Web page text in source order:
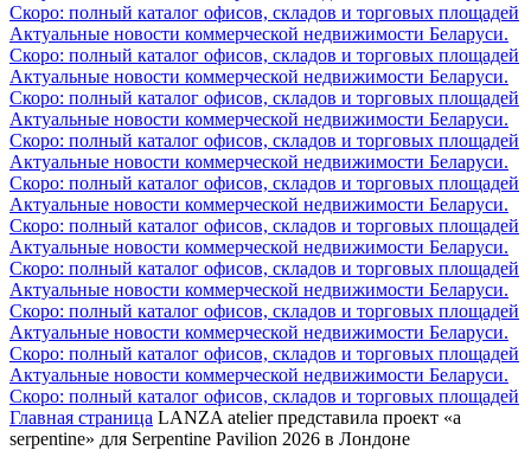
Скоро: полный каталог офисов, складов и торговых площадей
Актуальные новости коммерческой недвижимости Беларуси.
Скоро: полный каталог офисов, складов и торговых площадей
Актуальные новости коммерческой недвижимости Беларуси.
Скоро: полный каталог офисов, складов и торговых площадей
Актуальные новости коммерческой недвижимости Беларуси.
Скоро: полный каталог офисов, складов и торговых площадей
Актуальные новости коммерческой недвижимости Беларуси.
Скоро: полный каталог офисов, складов и торговых площадей
Актуальные новости коммерческой недвижимости Беларуси.
Скоро: полный каталог офисов, складов и торговых площадей
Актуальные новости коммерческой недвижимости Беларуси.
Скоро: полный каталог офисов, складов и торговых площадей
Актуальные новости коммерческой недвижимости Беларуси.
Скоро: полный каталог офисов, складов и торговых площадей
Актуальные новости коммерческой недвижимости Беларуси.
Скоро: полный каталог офисов, складов и торговых площадей
Актуальные новости коммерческой недвижимости Беларуси.
Скоро: полный каталог офисов, складов и торговых площадей
Главная страница LANZA atelier представила проект «a
serpentine» для Serpentine Pavilion 2026 в Лондоне